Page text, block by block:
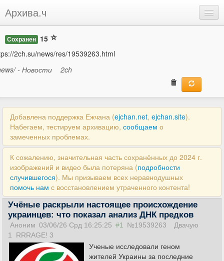
Архива.ч
Добавить
Войти
Сохранен 15
2ch.su/news/res/19539263.html
- Новости
2ch
Добавлена поддержка Ежчана (ejchan.net, ejchan.site).
Набегаем, тестируем архивацию, сообщаем о
замеченных проблемах.
К сожалению, значительная часть сохранённых до 2024 г.
изображений и видео была потеряна (подробности
случившегося). Мы призываем всех неравнодушных
помочь нам с восстановлением утраченного контента!
Учёные раскрыли настоящее происхождение
украинцев: что показал анализ ДНК предков
Аноним 03/06/26 Срд 16:25:25 #1 №19539263
Двачую
1
RRRAGE! 3
Ученые исследовали геном
жителей Украины за последние